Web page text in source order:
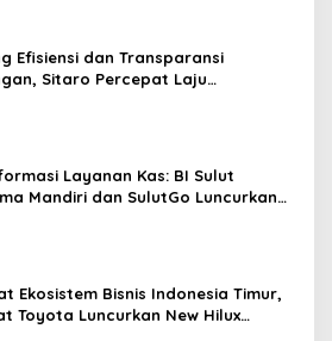
Efisiensi dan Transparansi
Sitaro Percepat Laju
Layanan Kas: BI Sulut
Mandiri dan SulutGo Luncurkan
Ekosistem Bisnis Indonesia Timur,
Toyota Luncurkan New Hilux